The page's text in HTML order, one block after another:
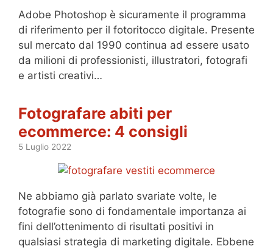
Adobe Photoshop è sicuramente il programma
di riferimento per il fotoritocco digitale. Presente
sul mercato dal 1990 continua ad essere usato
da milioni di professionisti, illustratori, fotografi
e artisti creativi…
Fotografare abiti per
ecommerce: 4 consigli
5 Luglio 2022
Ne abbiamo già parlato svariate volte, le
fotografie sono di fondamentale importanza ai
fini dell’ottenimento di risultati positivi in
qualsiasi strategia di marketing digitale. Ebbene